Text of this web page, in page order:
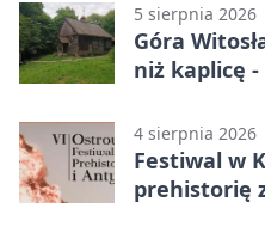
5 sierpnia 2026
Góra
niż kaplicę
4 sierpnia 2026
Festiwal w
prehistorię